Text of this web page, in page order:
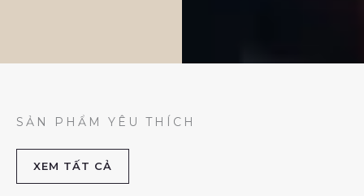
SẢN PHẨM YÊU THÍCH
XEM TẤT CẢ